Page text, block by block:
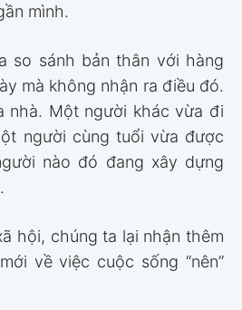
mình.
so sánh bản thân với hàng
mà không nhận ra điều đó.
nhà. Một người khác vừa đi
người cùng tuổi vừa được
nào đó đang xây dựng
hội, chúng ta lại nhận thêm
về việc cuộc sống “nên”